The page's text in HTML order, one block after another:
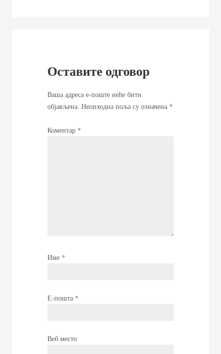
Оставите одговор
Ваша адреса е-поште неће бити
објављена. Неопходна поља су означена *
Коментар *
Име *
Е-пошта *
Веб место